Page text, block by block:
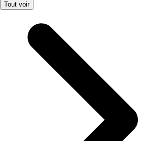
Tout voir